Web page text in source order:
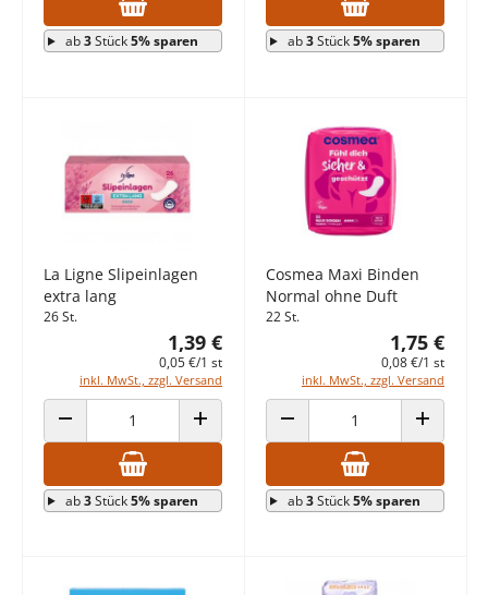
ab3Stück5% sparen ab3Stück5% sparen
La Ligne Slipeinlagen
extra lang
26 St.
1,39 €
0,05 €/1 st
inkl. MwSt., zzgl. Versand
ANZAHL VERRINGERN ANZAHL ERHÖHEN
ab3Stück5% sparen
Cosmea Maxi Binden
Normal ohne Duft
22 St.
1,75 €
0,08 €/1 st
inkl. MwSt., zzgl. Versand
ANZAHL VERRINGERN ANZAHL
ab3Stück5% sparen